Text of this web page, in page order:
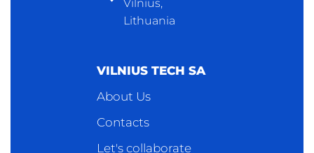
Vilnius,
Lithuania
VILNIUS TECH SA
About Us
Contacts
Let's collaborate